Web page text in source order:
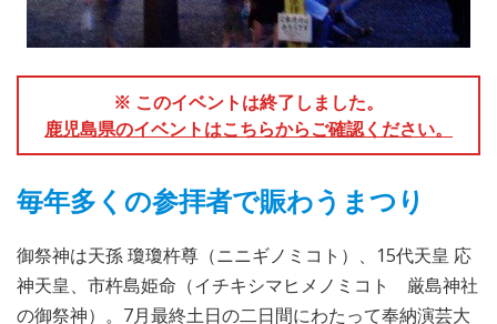
※ このイベントは終了しました。
鹿児島県のイベントはこちらからご確認ください。
毎年多くの参拝者で賑わうまつり
御祭神は天孫 瓊瓊杵尊（ニニギノミコト）、15代天皇 応
神天皇、市杵島姫命（イチキシマヒメノミコト 厳島神社
の御祭神）。7月最終土日の二日間にわたって奉納演芸大